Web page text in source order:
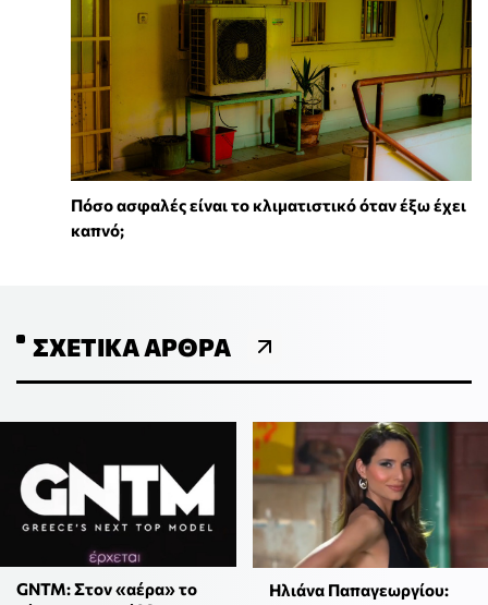
Πόσο ασφαλές είναι το κλιματιστικό όταν έξω έχει
καπνό;
ΣΧΕΤΙΚΆ ΆΡΘΡΑ
GNTM: Στον «αέρα» το
Ηλιάνα Παπαγεωργίου: